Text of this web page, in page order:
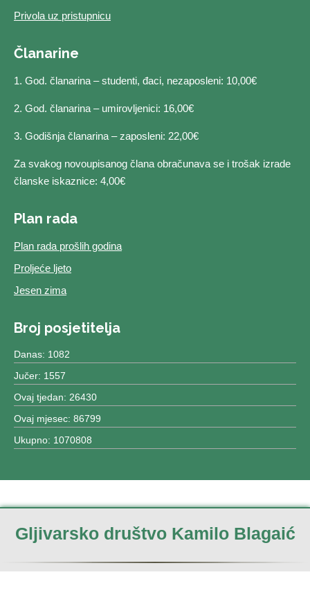
Privola uz pristupnicu
Članarine
1. God. članarina – studenti, đaci, nezaposleni: 10,00€
2. God. članarina – umirovljenici: 16,00€
3. Godišnja članarina – zaposleni: 22,00€
Za svakog novoupisanog člana obračunava se i trošak izrade
članske iskaznice: 4,00€
Plan rada
Plan rada prošlih godina
Proljeće ljeto
Jesen zima
Broj posjetitelja
Danas: 1082
Jučer: 1557
Ovaj tjedan: 26430
Ovaj mjesec: 86799
Ukupno: 1070808
Gljivarsko društvo Kamilo Blagaić